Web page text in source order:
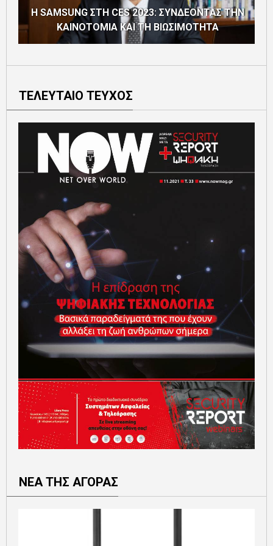
Η SAMSUNG ΣΤΗ CES 2023: ΣΥΝΔΕΟΝΤΑΣ ΤΗΝ
ΚΑΙΝΟΤΟΜΙΑ ΚΑΙ ΤΗ ΒΙΩΣΙΜΟΤΗΤΑ
ΤΕΛΕΥΤΑΙΟ ΤΕΥΧΟΣ
ΝΕΑ ΤΗΣ ΑΓΟΡΑΣ